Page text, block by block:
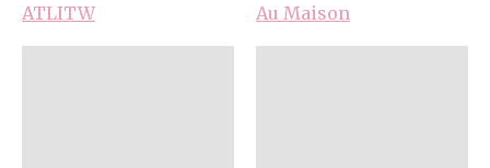
ATLITW Au Maison